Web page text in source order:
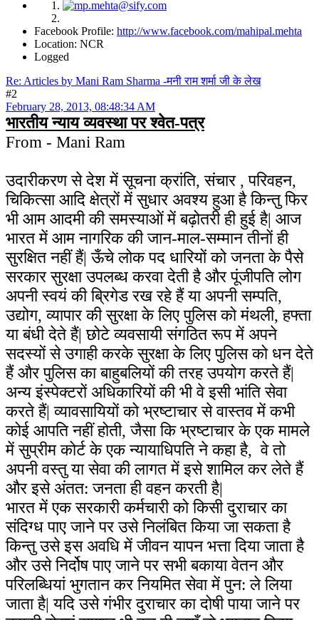
Facebook Profile: http://www.facebook.com/mahipal.mehta
Location: NCR
Logged
Re: Articles by Mani Ram Sharma -मनी राम शर्मा जी के लेख
#2
February 28, 2013, 08:48:34 AM
भारतीय न्याय व्यवस्था पर श्वेत-पत्र
From - Mani Ram
उदारीकरण से देश में सूचना क्रांति, संचार , परिवहन,
चिकित्सा आदि क्षेत्रों में सुधार अवश्य हुआ है किन्तु फिर
भी आम आदमी की समस्याओं में बढ़ोतरी ही हुई है| आज
भारत में आम नागरिक की जान-माल-सम्मान तीनों ही
सुरक्षित नहीं हैं| ऊँचे लोक पद धारियों को जनता के पैसे
सरकार सुरक्षा उपलब्ध करवा देती है और पूंजीपति लोग
अपनी स्वयं की ब्रिगेड रख रहे हैं या अपनी सम्पति,
उद्योग, व्यापार की सुरक्षा के लिए पुलिस को मंथली, हफ्ता
या बंधी देते हैं| छोटे व्यवसायी संगठित रूप में अपने
सदस्यों से उगाही करके सुरक्षा के लिए पुलिस को धन देते
हैं और पुलिस का बाहुबलियों की तरह उपयोग करते हैं|
अन्य इंस्पेक्टरों अधिकारियों की भी वे इसी भांति सेवा
करते हैं| व्यावसायियों को भ्रष्टाचार से वास्तव में कभी
कोई आपति नहीं होती, जैसा कि भ्रष्टाचार के एक मामले
में सुप्रीम कोर्ट के एक न्यायाधिपति ने कहा है, वे तो
अपनी वस्तु या सेवा की लागत में इसे शामिल कर लेते हैं
और इसे अंतत: जनता ही वहन करती है|
भारत में एक सरकारी कर्मचारी को किसी दुराचार का
संदिग्ध पाए जाने पर उसे निलंबित किया जा सकता है
किन्तु उसे इस अवधि में जीवन यापन भत्ता दिया जाता है
और उसे निर्दोष पाए जाने पर सभी बकाया वेतन और
परिलब्धियां भुगतान कर नियमित सेवा में पुन: ले लिया
जाता है| यदि उसे गंभीर दुराचार का दोषी पाया जाने पर